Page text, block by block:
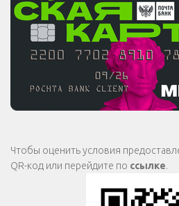
Чтобы оценить условия
QR-код или перейдите по ссылке.